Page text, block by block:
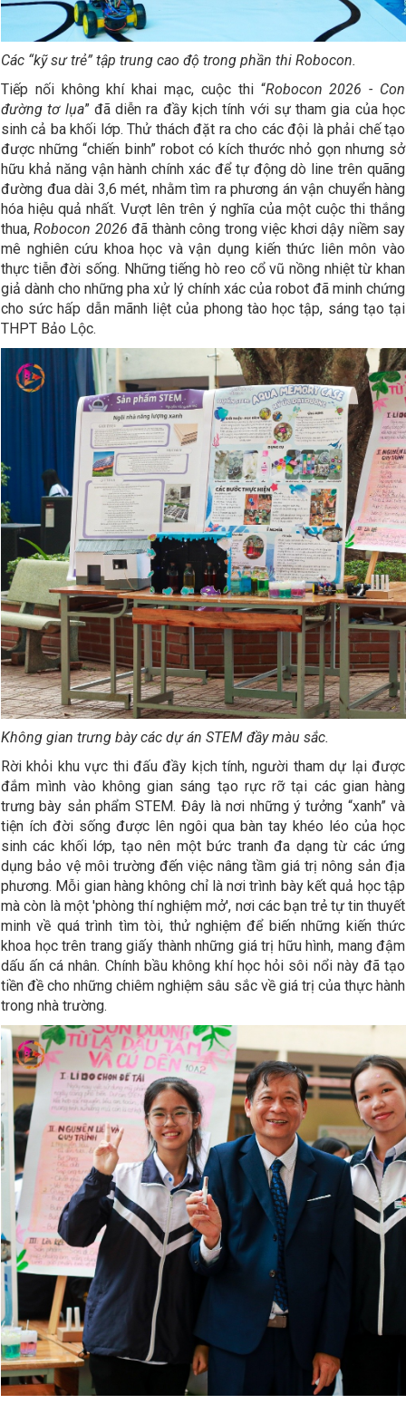
Các “kỹ sư trẻ” tập trung cao độ trong phần thi Robocon.
Tiếp nối không khí khai mạc, cuộc thi “Robocon 2026- Con
đường tơ lụa” đã diễn ra đầy kịch tính với sự tham gia của học
sinh cả ba khối lớp. Thử thách đặt ra cho các đội là phải chế tạo
được những “chiến binh” robot có kích thước nhỏ gọn nhưng sở
hữu khả năng vận hành chính xác để tự động dò line trên quãng
đường đua dài 3,6 mét, nhằm tìm ra phương án vận chuyển hàng
hóa hiệu quả nhất. Vượt lên trên ý nghĩa của một cuộc thi thắng
thua,Robocon 2026 đã thành công trong việc khơi dậy niềm say
mê nghiên cứu khoa học và vận dụng kiến thức liên môn vào
thực tiễn đời sống. Những tiếng hò reo cổ vũ nồng nhiệt từ khan
giả dành cho những pha xử lý chính xác của robot đã minh chứng
cho sức hấp dẫn mãnh liệt của phong tào học tập, sáng tạo tại
THPT Bảo Lộc.
Không gian trưng bày các dự án STEM đầy màu sắc.
Rời khỏi khu vực thi đấu đầy kịch tính, người tham dự lại được
đắm mình vào không gian sáng tạo rực rỡ tại các gian hàng
trưng bày sản phẩm STEM. Đây là nơi những ý tưởng “xanh” và
tiện ích đời sống được lên ngôi qua bàn tay khéo léo của học
sinh các khối lớp, tạo nên một bức tranh đa dạng từ các ứng
dụng bảo vệ môi trường đến việc nâng tầm giá trị nông sản địa
phương. Mỗi gian hàng không chỉ là nơi trình bày kết quả học tập
mà còn là một 'phòng thí nghiệm mở', nơi các bạn trẻ tự tin thuyết
minh về quá trình tìm tòi, thử nghiệm để biến những kiến thức
khoa học trên trang giấy thành những giá trị hữu hình, mang đậm
dấu ấn cá nhân. Chính bầu không khí học hỏi sôi nổi này đã tạo
tiền đề cho những chiêm nghiệm sâu sắc về giá trị của thực hành
trong nhà trường.